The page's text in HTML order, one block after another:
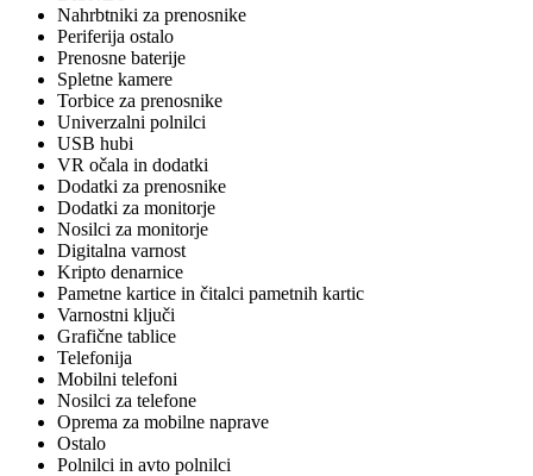
Nahrbtniki za prenosnike
Periferija ostalo
Prenosne baterije
Spletne kamere
Torbice za prenosnike
Univerzalni polnilci
USB hubi
VR očala in dodatki
Dodatki za prenosnike
Dodatki za monitorje
Nosilci za monitorje
Digitalna varnost
Kripto denarnice
Pametne kartice in čitalci pametnih kartic
Varnostni ključi
Grafične tablice
Telefonija
Mobilni telefoni
Nosilci za telefone
Oprema za mobilne naprave
Ostalo
Polnilci in avto polnilci